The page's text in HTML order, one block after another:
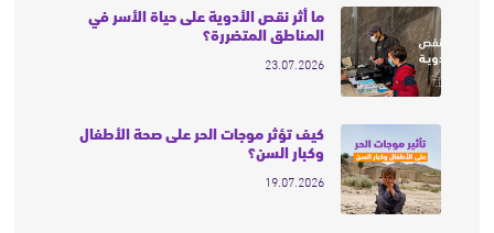
ما أثر نقص الأدوية على حياة الأسر في
المناطق المتضررة؟
23.07.2026
كيف تؤثر موجات الحر على صحة الأطفال
وكبار السن؟
19.07.2026